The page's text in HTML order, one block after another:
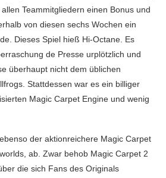
Teammitgliedern einen Bonus und
von diesen sechs Wochen ein
Dieses Spiel hieß Hi-Octane. Es
de Presse urplötzlich und
überhaupt nicht dem üblichen
Stattdessen war es ein billiger
Magic Carpet Engine und wenig
der aktionreichere Magic Carpet
ab. Zwar behob Magic Carpet 2
die sich Fans des Originals